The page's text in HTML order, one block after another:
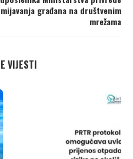
građana na društvenim
mrežama
VIJESTI